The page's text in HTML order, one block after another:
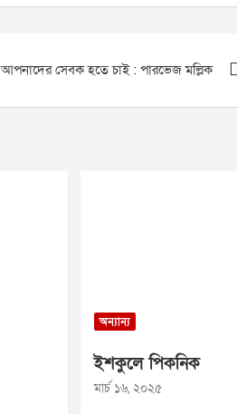
আপনাদের সেবক হতে চাই : পারভেজ মল্লিক
অন্যান্য
ইশকুলে পিকনিক
মার্চ ১৬, ২০২৫